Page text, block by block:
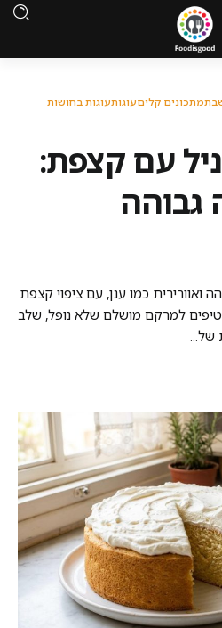
מתכונים קליםעוגותעוגות בחושות
עם קצפת:
גבוהה
ואוורירית כמו ענן, עם ציפוי קצפת
למרקם מושלם שלא נופל, שלב
של...